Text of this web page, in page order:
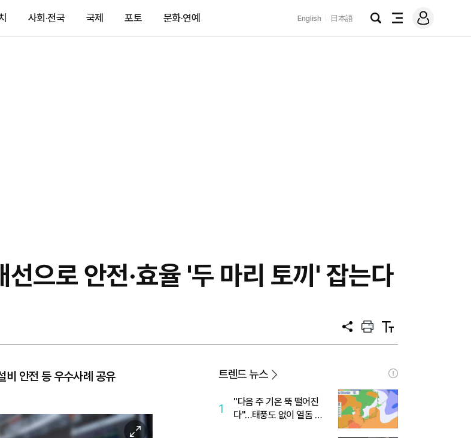
사회·전국 국제 포토 문화·연예 English 日本語
검
전
메
그
으로 안전·효율 '두 마리 토끼' 잡는다
공
프
트
텍
트
비 안전 등 우수사례 공유
이
트렌드 뉴스
1
"다음 주 기온 뚝 떨어진
다"…태풍도 없이 열돔 박